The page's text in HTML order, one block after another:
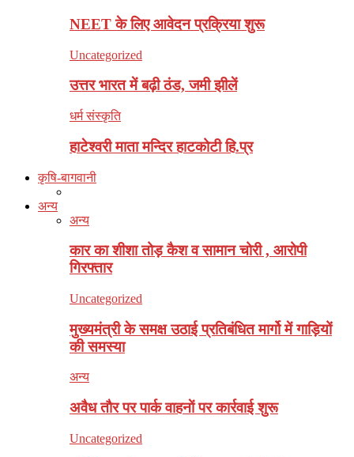
NEET के लिए आवेदन प्रक्रिया शुरू
Uncategorized
उत्तर भारत में बढ़ी ठंड, जमी झीलें
धर्म संस्कृति
हाटेश्वरी माता मन्दिर हाटकोटी हि.प्र
कृषि-बागवानी
अन्य
अन्य
कार का शीशा तोड़ कैश व सामान चोरी , आरोपी
गिरफ्तार
Uncategorized
मुख्यमंत्री के समक्ष उठाई प्रतिबंधित मार्गो में गाड़ियों
की समस्या
अन्य
अवैध ताैर पर पार्क वाहनाें पर कार्रवाई शुरू
Uncategorized